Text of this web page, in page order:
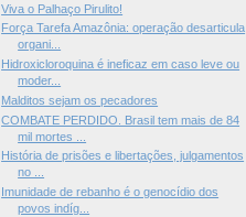
Viva o Palhaço Pirulito!
Força Tarefa Amazônia: operação desarticula
organi...
Hidroxicloroquina é ineficaz em caso leve ou
moder...
Malditos sejam os pecadores
COMBATE PERDIDO. Brasil tem mais de 84
mil mortes ...
História de prisões e libertações, julgamentos
no ...
Imunidade de rebanho é o genocídio dos
povos indíg...